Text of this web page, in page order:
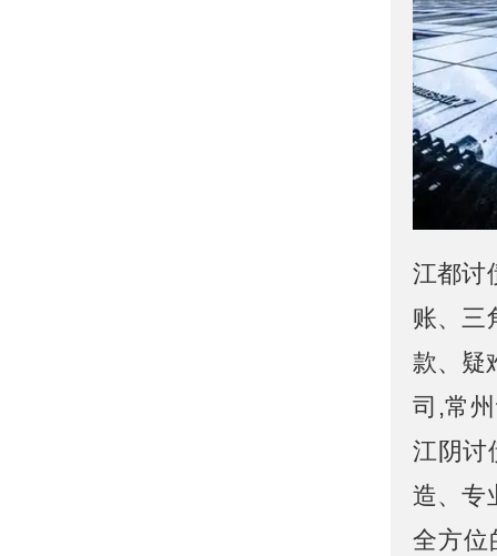
江都讨
账、三
款、疑
司,常
江阴讨
造、专
全方位